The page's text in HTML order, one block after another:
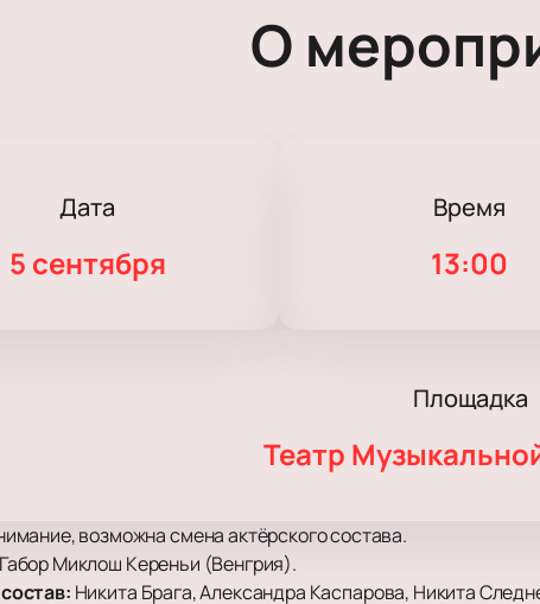
О
Дата
5 сентября
Время
13:00
Площадка
Театр
возможна смена актёрского состава.
Габор Миклош Кереньи (Венгрия).
Никита Брага, Александра Каспарова, Никита